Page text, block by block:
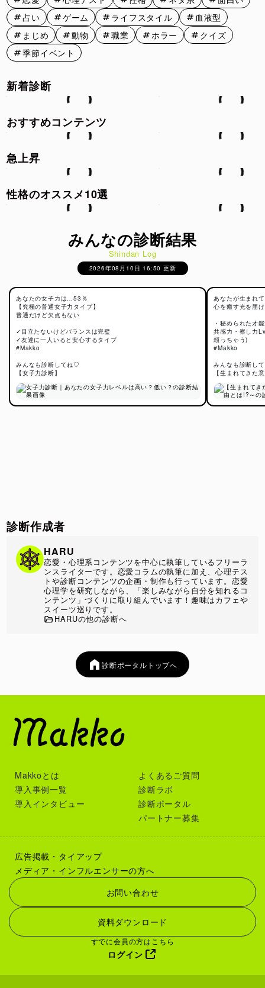
占い
ゲーム ライフスタイル
血液型
まじめ
動物 職業 ホラー
クイズ
季節イベント
新着診断
おすすめコンテンツ
急上昇
性格のオススメ10選
みんなの診断結果
Shindan Log
2026年08月10日 16:50 更新
あなたの女子力は…53％
【究極の普通女子力タイプ】
普通だけど欠点もない
✓目立たないけどバランスは完璧
✓友達に一人いると安心するタイプ
#Makko
みんなも診断してね♡
【女子力診断】
あなたが生まれ
心を癒す光を届
・秘められた才能
共感力・察し力
頼っちゃう)
#Makko
みんなも診断し
【生まれてきた
診断作成者
HARU
恋愛・心理系コンテンツを中心に執筆しているフリーラ
ンスライターです。恋愛コラムの執筆に加え、心理テス
トや診断コンテンツの企画・制作も行っています。恋愛
心理学を研究しながら、「楽しみながら自分を知れるコ
ンテンツ」づくりに取り組んでいます！趣味はカフェや
スイーツ巡りです。
HARUの他の診断へ
診断ポータルトップへ
Makkoとは
導入事例一覧
導入インタビュー
よくあるご質問
診断ラボ
診断ポータル
パートナー募集
広告掲載・タイアップ
メディア・インフルエンサーの方へ
お問い合わせ
資料ダウンロード
すでに会員の方はこちら
ログイン